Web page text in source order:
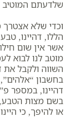
שלדעתם המוטיב
וכדי שלא אצטרך
הללו, דהיינו,
אשר אין שום
מוטב לנו לבוא
השווה ולקבל את
בחשבון “אלהים”,
דהיינו, במספר
בשם מצות הטבע,
או להיפך, כי